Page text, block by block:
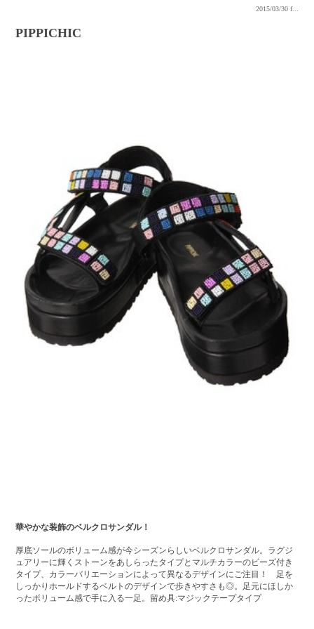
2015/03/30 f...
PIPPICHIC
華やかな装飾のベルクロサンダル！
厚底ソールのボリューム感が今シーズンらしいベルクロサンダル。ラグジ
ュアリーに輝くストーンをあしらったタイプとマルチカラーのビーズ付き
タイプ、カラーバリエーションによって異なるデザインにご注目！ 足を
しっかりホールドするベルトのデザインで歩きやすさも◎。足元にほしか
ったボリューム感で手に入る一足。留め具:マジックテープタイプ